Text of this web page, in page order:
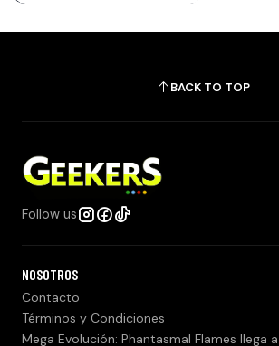
BACK TO TOP
Follow us
NOSOTROS
Contacto
Términos y Condiciones
Mega Evolución: Phantasmal Flames llega